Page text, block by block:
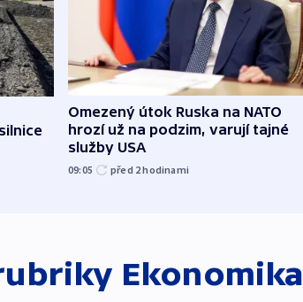
Omezený útok Ruska na NATO
hrozí už na podzim, varují tajné
služby USA
09:05 před 2hodinami
Ekonomika